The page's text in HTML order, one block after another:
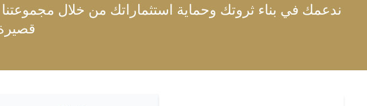
ندعمك في بناء ثروتك وحماية استثماراتك من خلال مجموعتنا